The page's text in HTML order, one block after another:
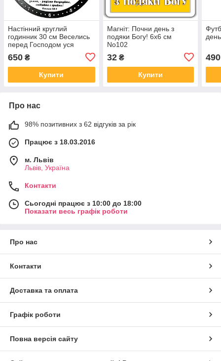
Настінний круглий
годинник 30 см Веселись
перед Господом уся
650 ₴
Купити
Магніт: Почни день з
подяки Богу! 6х6 см
No102
32₴
Купити
490
Про нас
98% позитивних з 62 відгуків за рік
Працює з 18.03.2016
м. Львів
Львів, Україна
Контакти
Сьогодні працює з 10:00 до 18:00
Показати весь графік роботи
Про нас
Контакти
Доставка та оплата
Графік роботи
Повна версія сайту